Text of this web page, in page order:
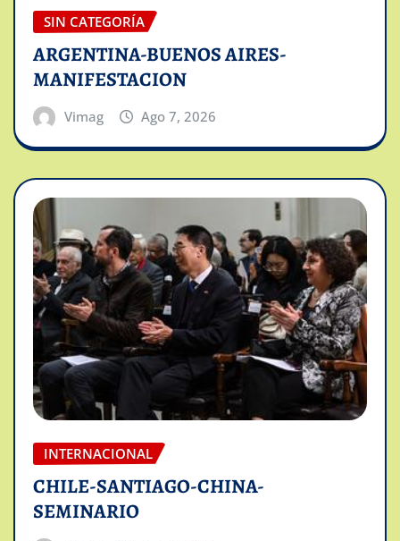
SIN CATEGORÍA
ARGENTINA-BUENOS AIRES-
MANIFESTACION
Vimag Ago 7, 2026
INTERNACIONAL
CHILE-SANTIAGO-CHINA-
SEMINARIO